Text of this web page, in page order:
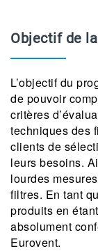
Objectif de
L’objectif du
de pouvoir
critères
techniques des
clients de
leurs besoins.
lourdes
filtres. En tant
produits en
absolument
Eurovent.